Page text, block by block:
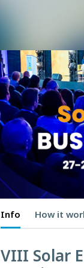
Info How it
VIII Solar